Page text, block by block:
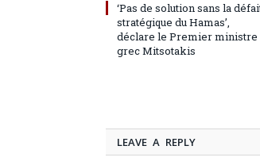
‘Pas de solution sans la
stratégique du Hamas’,
déclare le Premier ministre
grec Mitsotakis
LEAVE A REPLY